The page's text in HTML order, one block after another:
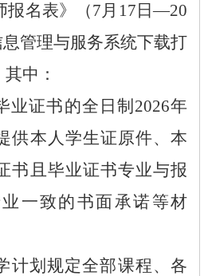
报名表》（7月17日—20
息管理与服务系统下载打
中：
证书的全日制2026年
供本人学生证原件、本
书且毕业证书专业与报
一致的书面承诺等材
计划规定全部课程、各